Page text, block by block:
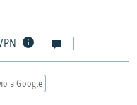
в Google